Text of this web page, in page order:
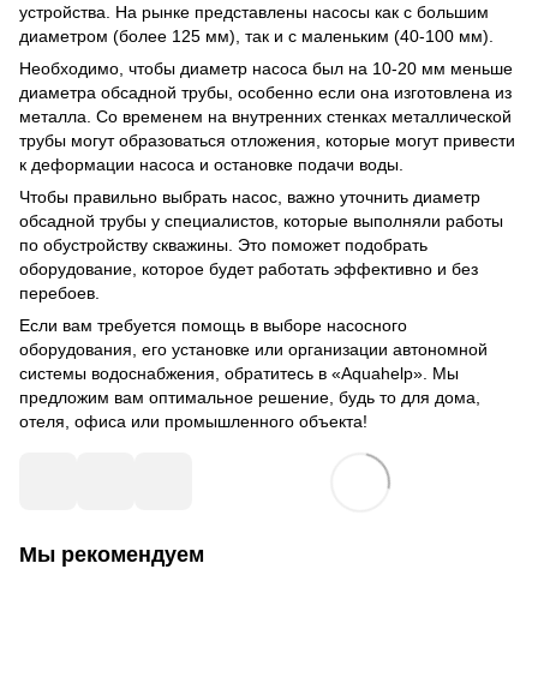
устройства. На рынке представлены насосы как с большим
диаметром (более 125 мм), так и с маленьким (40-100 мм).
Необходимо, чтобы диаметр насоса был на 10-20 мм меньше
диаметра обсадной трубы, особенно если она изготовлена из
металла. Со временем на внутренних стенках металлической
трубы могут образоваться отложения, которые могут привести
к деформации насоса и остановке подачи воды.
Чтобы правильно выбрать насос, важно уточнить диаметр
обсадной трубы у специалистов, которые выполняли работы
по обустройству скважины. Это поможет подобрать
оборудование, которое будет работать эффективно и без
перебоев.
Если вам требуется помощь в выборе насосного
оборудования, его установке или организации автономной
системы водоснабжения, обратитесь в «Aquahelp». Мы
предложим вам оптимальное решение, будь то для дома,
отеля, офиса или промышленного объекта!
Мы рекомендуем